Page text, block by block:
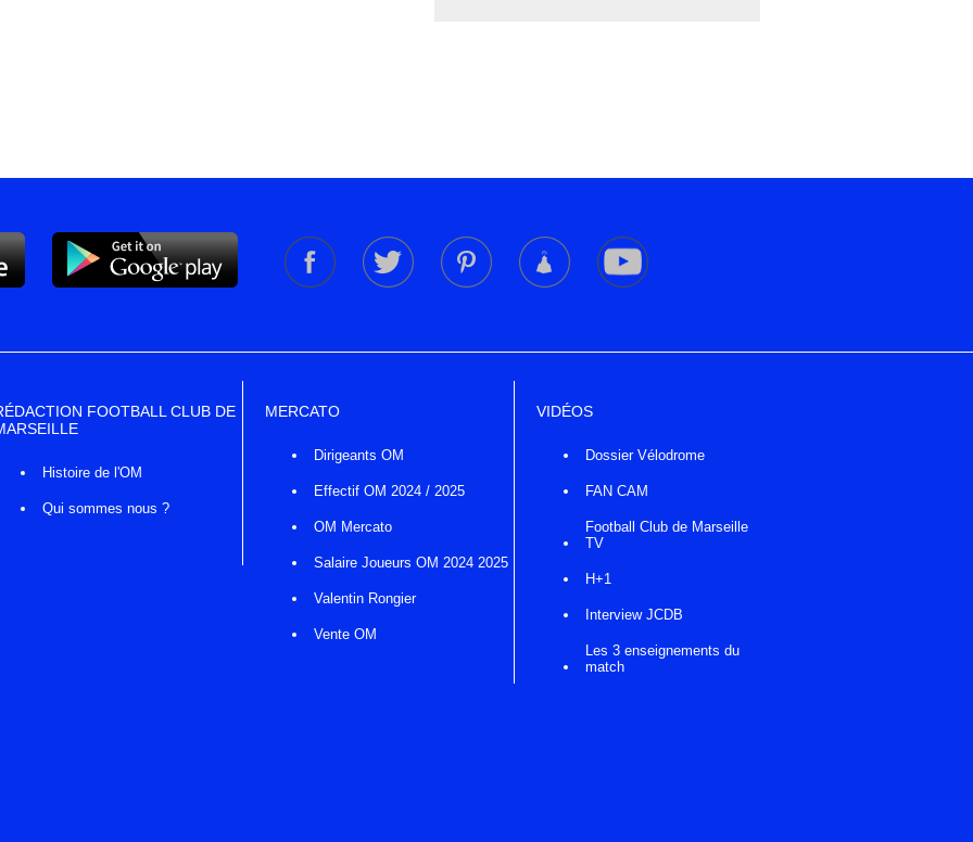
FOOTBALL CLUB DE
Histoire de l'OM
Qui sommes nous ?
MERCATO
Dirigeants OM
Effectif OM 2024 / 2025
OM Mercato
Salaire Joueurs OM 2024 2025
Valentin Rongier
Vente OM
VIDÉOS
Dossier Vélodrome
FAN CAM
Football Club de Marseille
TV
H+1
Interview JCDB
Les 3 enseignements du
match